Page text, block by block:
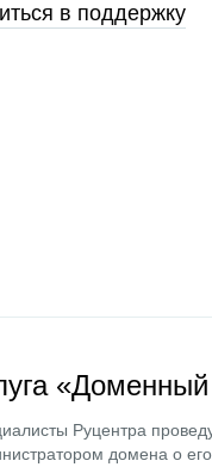
в поддержку
Руцентра
домена о